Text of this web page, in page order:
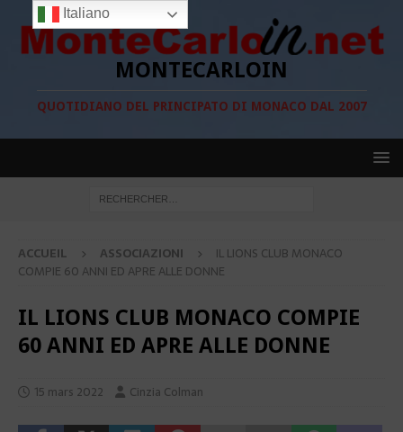
MONTECARLOIN
QUOTIDIANO DEL PRINCIPATO DI MONACO DAL 2007
ACCUEIL ASSOCIAZIONI
IL LIONS CLUB MONACO
COMPIE 60 ANNI ED APRE ALLE DONNE
IL LIONS CLUB MONACO COMPIE
60 ANNI ED APRE ALLE DONNE
15 mars 2022 Cinzia Colman
Italiano